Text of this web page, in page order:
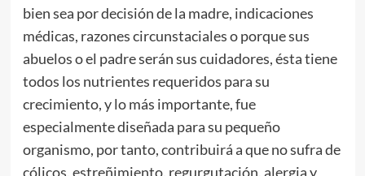
bien sea por decisión de la madre, indicaciones
médicas, razones circunstaciales o porque sus
abuelos o el padre serán sus cuidadores, ésta tiene
todos los nutrientes requeridos para su
crecimiento, y lo más importante, fue
especialmente diseñada para su pequeño
organismo, por tanto, contribuirá a que no sufra de
cólicos, estreñimiento, regurgutación, alergia y